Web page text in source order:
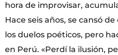
hora de improvisar,
Hace seis años, se cansó
los duelos poéticos, pero
en Perú. «Perdí la ilusión,